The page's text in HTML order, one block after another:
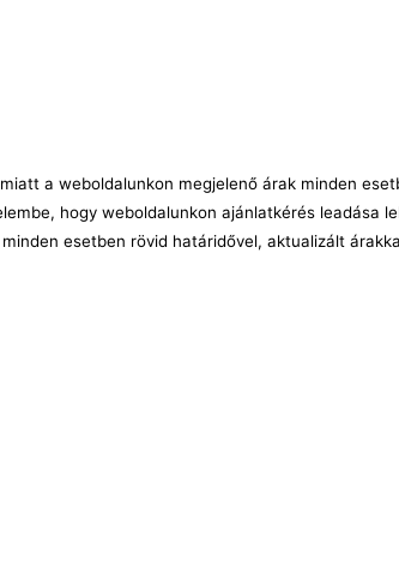
a weboldalunkon megjelenő árak minden
hogy weboldalunkon ajánlatkérés leadása
esetben rövid határidővel, aktualizált